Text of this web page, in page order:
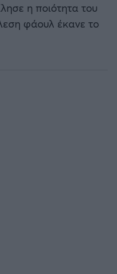
η ποιότητα του
φάουλ έκανε το